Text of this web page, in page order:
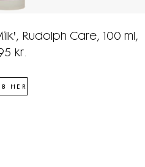
Rudolph Care, 100 ml,
kr.
HER